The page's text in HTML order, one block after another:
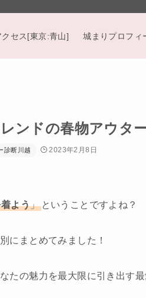
クセス[東京:青山] 城まりプロフィ
ンドの春物アウタ
診断川越 2023年2月8日
よう」ということですよね？
にまとめてみました！
たの魅力を最大限に引き出す